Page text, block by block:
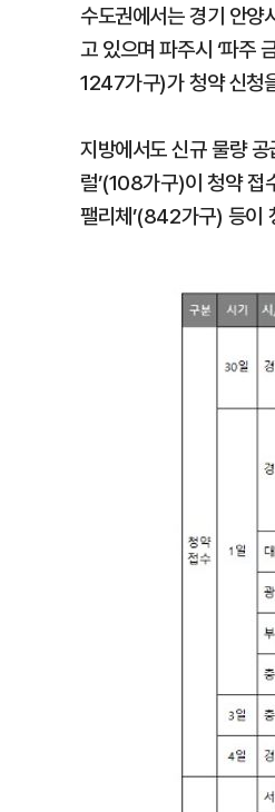
수도권에서는 경기 안양
고 있으며 파주시 ‘파주
1247가구)가 청약 신청
지방에서도 신규 물량
럴’(108가구)이 청약 접
팰리체’(842가구) 등이